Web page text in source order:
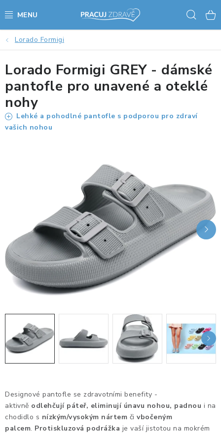
na
AKCE - SLEVY - VÝPRODEJ
STOLY A ŽIDLE
VÝŠKOVĚ NASTAVITELNÉ STOLY
KANCELÁŘSKÉ PSACÍ STOLY
PŘÍSLUŠENSTVÍ KE STOLŮM
KANCELÁŘSKÉ KONTEJNERY
KANCELÁŘSKÉ ŽIDLE A KŘESLA
OBLÍBENÉ KATEGORIE
ZDRAVOTNÍ OBUV
PODSEDÁKY NA ŽIDLE
ZDRAVOTNICKÉ POMŮCKY
PODSTAVCE POD MONITOR
PREZENTAČNÍ SYSTÉMY
DRŽÁKY NA TABLET - MOBIL
Lorado Formigi
Designové pantofle se zdravotními benefity -
aktivně odlehčují páteř, eliminují únavu nohou, padnou i na
chodidlo s nízkým/vysokým nártem či vbočeným
palcem. Protiskluzová podrážka je vaší jistotou na mokrém
Lorado Formigi GREY - dámské
pantofle pro unavené a oteklé
nohy
Lehké a pohodlné pantofle s podporou pro zdraví
vašich nohou